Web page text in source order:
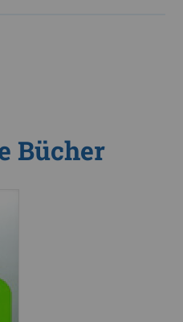
Bücher